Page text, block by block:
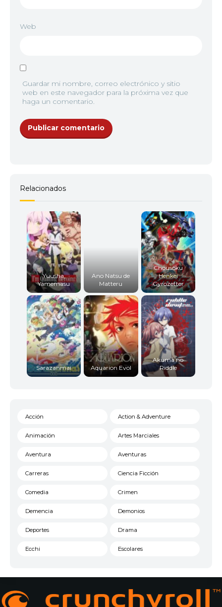
Web
Guardar mi nombre, correo electrónico y sitio
web en este navegador para la próxima vez que
haga un comentario.
Relacionados
Yuusha,
Yamemasu
Ano Natsu de
Matteru
Chousoku
Henkei
Gyrozetter
Sarazanmai Aquarion Evol
Akuma no
Riddle
Acción Action & Adventure
Animación Artes Marciales
Aventura Aventuras
Carreras Ciencia Ficción
Comedia Crimen
Demencia Demonios
Deportes Drama
Ecchi Escolares
Historico Infantil